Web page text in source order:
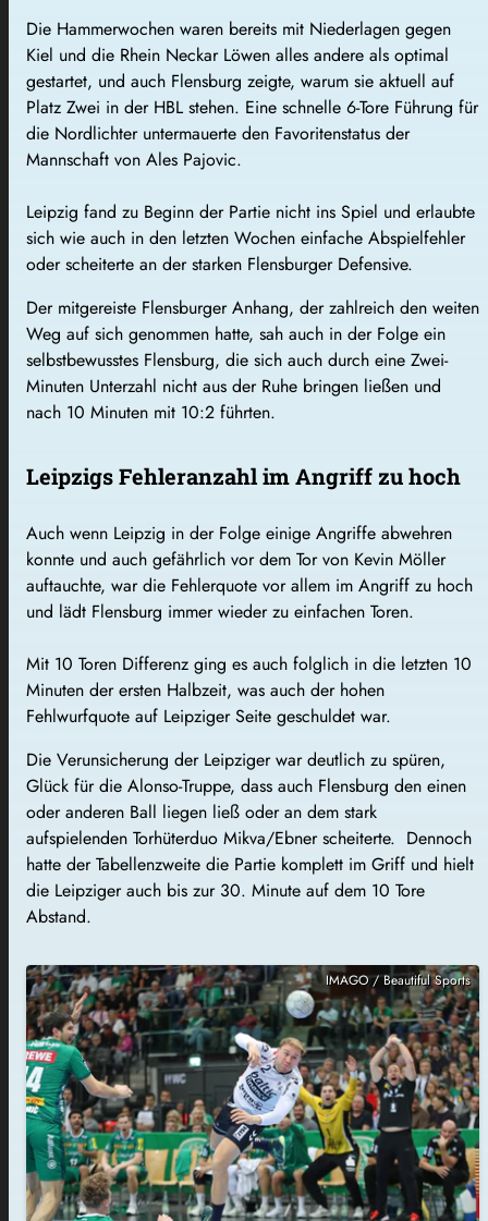
Die Hammerwochen waren bereits mit Niederlagen gegen
Kiel und die Rhein Neckar Löwen alles andere als optimal
gestartet, und auch Flensburg zeigte, warum sie aktuell auf
Platz Zwei in der HBL stehen. Eine schnelle 6-Tore Führung für
die Nordlichter untermauerte den Favoritenstatus der
Mannschaft von Ales Pajovic.
Leipzig fand zu Beginn der Partie nicht ins Spiel und erlaubte
sich wie auch in den letzten Wochen einfache Abspielfehler
oder scheiterte an der starken Flensburger Defensive.
Der mitgereiste Flensburger Anhang, der zahlreich den weiten
Weg auf sich genommen hatte, sah auch in der Folge ein
selbstbewusstes Flensburg, die sich auch durch eine Zwei-
Minuten Unterzahl nicht aus der Ruhe bringen ließen und
nach 10 Minuten mit 10:2 führten.
Leipzigs Fehleranzahl im Angriff zu hoch
Auch wenn Leipzig in der Folge einige Angriffe abwehren
konnte und auch gefährlich vor dem Tor von Kevin Möller
auftauchte, war die Fehlerquote vor allem im Angriff zu hoch
und lädt Flensburg immer wieder zu einfachen Toren.
Mit 10 Toren Differenz ging es auch folglich in die letzten 10
Minuten der ersten Halbzeit, was auch der hohen
Fehlwurfquote auf Leipziger Seite geschuldet war.
Die Verunsicherung der Leipziger war deutlich zu spüren,
Glück für die Alonso-Truppe, dass auch Flensburg den einen
oder anderen Ball liegen ließ oder an dem stark
aufspielenden Torhüterduo Mikva/Ebner scheiterte. Dennoch
hatte der Tabellenzweite die Partie komplett im Griff und hielt
die Leipziger auch bis zur 30. Minute auf dem 10 Tore
Abstand.
IMAGO / Beautiful Sports